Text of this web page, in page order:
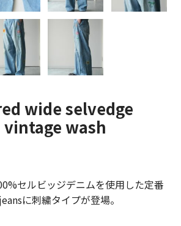
【ネズヨウヒンテン】
ーバランス】
ベット】
Co.【フィグベル】
ストオーバーオールズ】
ロダクトトゥエルブ】
wide selvedge
vintage wash
セルビッジデニムを使用した定番
に刺繍タイプが登場。